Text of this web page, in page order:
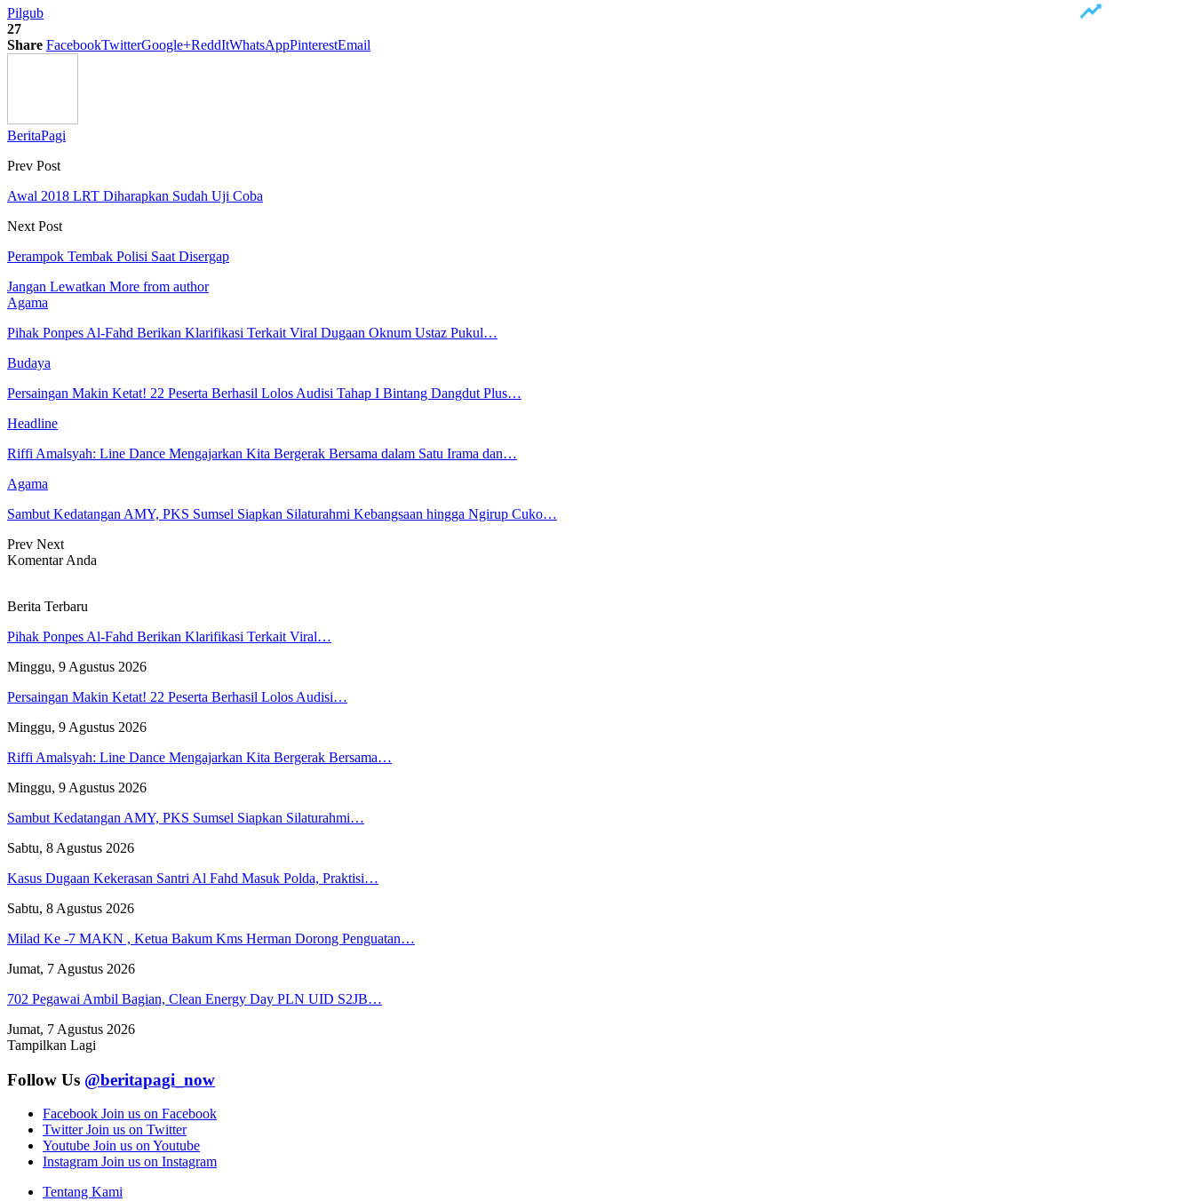
Pilgub
27
Share FacebookTwitterGoogle+ReddItWhatsAppPinterestEmail
BeritaPagi
Prev Post
Awal 2018 LRT Diharapkan Sudah Uji Coba
Next Post
Perampok Tembak Polisi Saat Disergap
Jangan Lewatkan More from author
Agama
Pihak Ponpes Al-Fahd Berikan Klarifikasi Terkait Viral Dugaan Oknum Ustaz Pukul…
Budaya
Persaingan Makin Ketat! 22 Peserta Berhasil Lolos Audisi Tahap I Bintang Dangdut Plus…
Headline
Riffi Amalsyah: Line Dance Mengajarkan Kita Bergerak Bersama dalam Satu Irama dan…
Agama
Sambut Kedatangan AMY, PKS Sumsel Siapkan Silaturahmi Kebangsaan hingga Ngirup Cuko…
Prev Next
Komentar Anda
Berita Terbaru
Pihak Ponpes Al-Fahd Berikan Klarifikasi Terkait Viral…
Minggu, 9 Agustus 2026
Persaingan Makin Ketat! 22 Peserta Berhasil Lolos Audisi…
Minggu, 9 Agustus 2026
Riffi Amalsyah: Line Dance Mengajarkan Kita Bergerak Bersama…
Minggu, 9 Agustus 2026
Sambut Kedatangan AMY, PKS Sumsel Siapkan Silaturahmi…
Sabtu, 8 Agustus 2026
Kasus Dugaan Kekerasan Santri Al Fahd Masuk Polda, Praktisi…
Sabtu, 8 Agustus 2026
Milad Ke -7 MAKN , Ketua Bakum Kms Herman Dorong Penguatan…
Jumat, 7 Agustus 2026
702 Pegawai Ambil Bagian, Clean Energy Day PLN UID S2JB…
Jumat, 7 Agustus 2026
Tampilkan Lagi
Follow Us @beritapagi_now
Facebook Join us on Facebook
Twitter Join us on Twitter
Youtube Join us on Youtube
Instagram Join us on Instagram
Tentang Kami